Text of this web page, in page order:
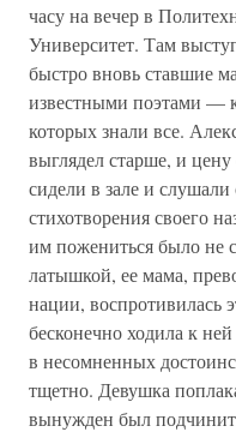
часу на вечер в
Университет. Там
быстро вновь ставшие
известными поэтами —
которых знали все.
выглядел старше, и
сидели в зале и
стихотворения своего
им пожениться было не
латышкой, ее мама,
нации, воспротивилась
бесконечно ходила к
в несомненных
тщетно. Девушка
вынужден был